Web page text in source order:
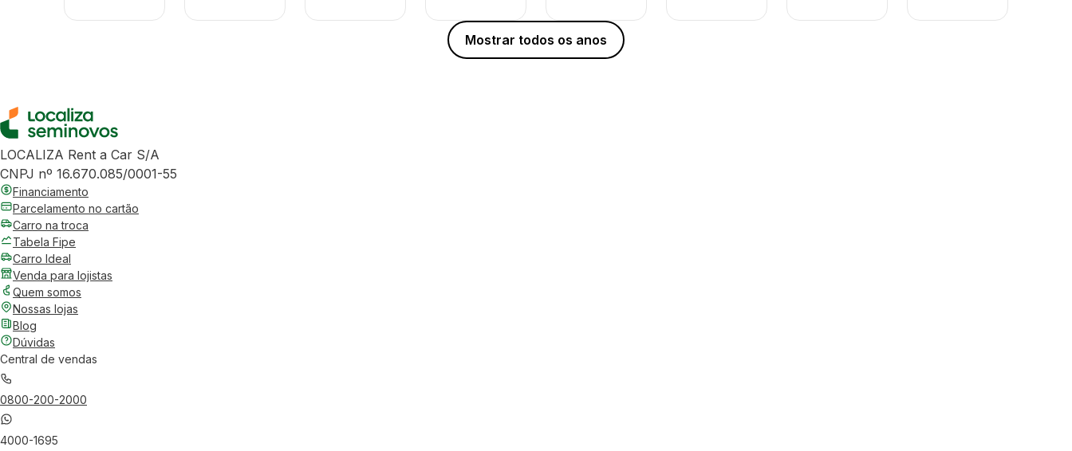
Mostrar todos os anos
LOCALIZA Rent a Car S/A
CNPJ nº 16.670.085/0001-55
Financiamento
Parcelamento no cartão
Carro na troca
Tabela Fipe
Carro Ideal
Venda para lojistas
Quem somos
Nossas lojas
Blog
Dúvidas
Central de vendas
0800-200-2000
4000-1695